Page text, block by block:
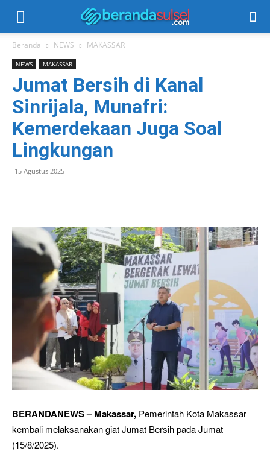
Beranda NEWS MAKASSAR
NEWS MAKASSAR
Jumat Bersih di Kanal
Sinrijala, Munafri:
Kemerdekaan Juga Soal
Lingkungan
15 Agustus 2025
BERANDANEWS – Makassar, Pemerintah Kota Makassar
kembali melaksanakan giat Jumat Bersih pada Jumat
(15/8/2025).